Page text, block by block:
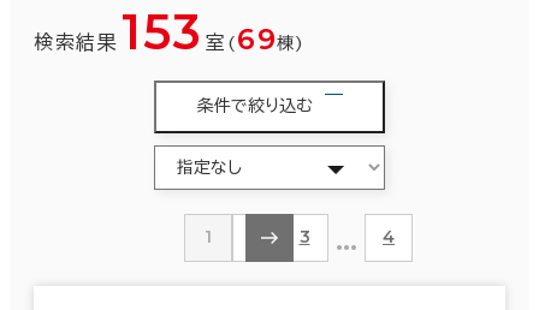
検索結果 153 室 ( 69棟)
条件で絞り込む
1 2 3 … 4